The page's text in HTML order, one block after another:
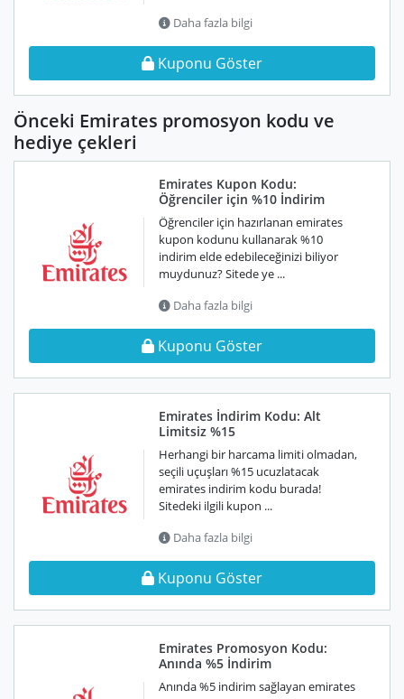
Daha fazla bilgi
Kuponu Göster
Önceki Emirates promosyon kodu ve
hediye çekleri
Emirates Kupon Kodu:
Öğrenciler için %10 İndirim
Öğrenciler için hazırlanan emirates
kupon kodunu kullanarak %10
indirim elde edebileceğinizi biliyor
muydunuz? Sitede ye ...
Daha fazla bilgi
Kuponu Göster
Emirates İndirim Kodu: Alt
Limitsiz %15
Herhangi bir harcama limiti olmadan,
seçili uçuşları %15 ucuzlatacak
emirates indirim kodu burada!
Sitedeki ilgili kupon ...
Daha fazla bilgi
Kuponu Göster
Emirates Promosyon Kodu:
Anında %5 İndirim
Anında %5 indirim sağlayan emirates